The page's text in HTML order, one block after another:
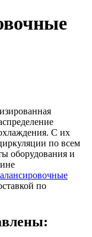
С их
по всем
оборудования и
по